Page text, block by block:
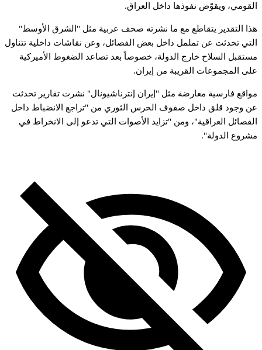
القومي، ويقوّض نفوذها داخل العراق.
هذا التقدير يتقاطع مع ما نشرته صحف عربية مثل "الشرق الأوسط"
التي تحدثت عن تململ داخل بعض الفصائل، وعن نقاشات داخلية تتناول
مستقبل السلاح خارج الدولة، خصوصاً بعد تصاعد الضغوط الأميركية
على المجموعات القريبة من إيران.
مواقع فارسية معارضة مثل "إيران إنترناشيونال" نشرت تقارير تحدثت
عن وجود قلق داخل صفوف الحرس الثوري من "تراجع الانضباط داخل
الفصائل العراقية"، ومن "تزايد الأصوات التي تدعو إلى الانخراط في
مشروع الدولة".